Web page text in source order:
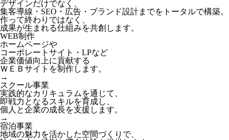
デザインだけでなく、
集客導線・SEO・広告・ブランド設計までをトータルで構築。
作って終わりではなく、
成果が生まれる仕組みを共創します。
WEB制作
ホームページや
コーポレートサイト・LPなど
企業価値向上に貢献する
ＷＥＢサイトを制作します。
→
スクール事業
実践的なカリキュラムを通じて、
即戦力となるスキルを育成し、
個人と企業の成長を支援します。
→
宿泊事業
地域の魅力を活かした空間づくりで、